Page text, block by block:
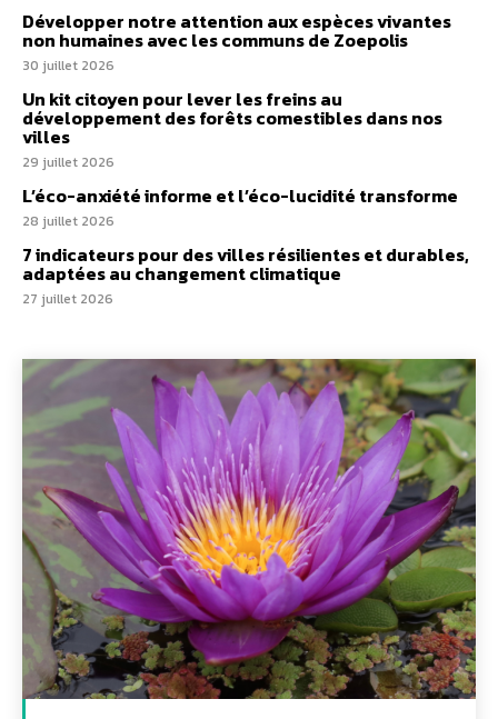
Développer notre attention aux espèces vivantes
non humaines avec les communs de Zoepolis
30 juillet 2026
Un kit citoyen pour lever les freins au
développement des forêts comestibles dans nos
villes
29 juillet 2026
L’éco-anxiété informe et l’éco-lucidité transforme
28 juillet 2026
7 indicateurs pour des villes résilientes et durables,
adaptées au changement climatique
27 juillet 2026